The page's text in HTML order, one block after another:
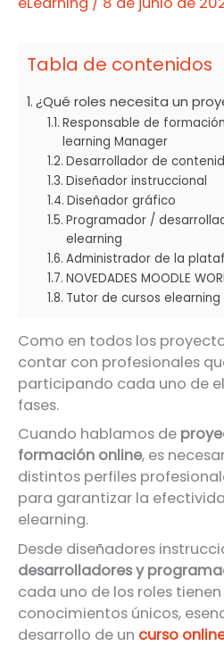
Tabla de contenidos
¿Qué roles necesita un
Responsable de
learning Manager
Desarrollador de
Diseñador instruccional
Diseñador gráfico
Programador /
elearning
Administrador de la
NOVEDADES MOODLE
Tutor de cursos elearning
Como en todos los
contar con profesionales
participando cada uno de
fases.
Cuando hablamos de
formación online, es
distintos perfiles
para garantizar la
elearning.
Desde diseñadores
desarrolladores y
cada uno de los roles
conocimientos únicos,
desarrollo de un curso